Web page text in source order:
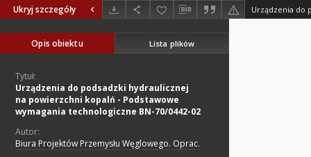
Ukryj szczegóły
Opis obiektu Lista plików
Tytuł:
Urządzenia do podsadzki hydraulicznej
na powierzchni kopalń - Podstawowe
wymagania technologiczne BN-70/0442-02
Autor:
Biura Projektów Przemysłu Węglowego. Oprac.